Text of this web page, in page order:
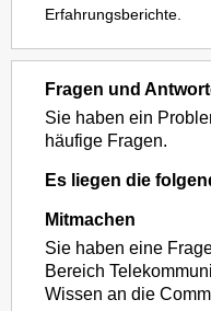
Erfahrungsberichte.
Fragen und
Sie haben ein
häufige Fragen.
Es liegen die
Mitmachen
Sie haben eine
Bereich
Wissen an die